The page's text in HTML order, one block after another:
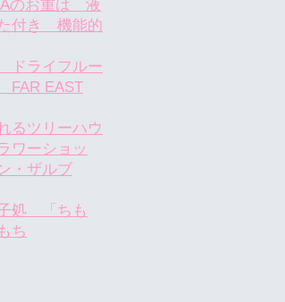
のお重は 液
付き 機能的
ドライフルー
FAR EAST
るツリーハウ
ワーショッ
・ザルブ
処 「ちも
ち